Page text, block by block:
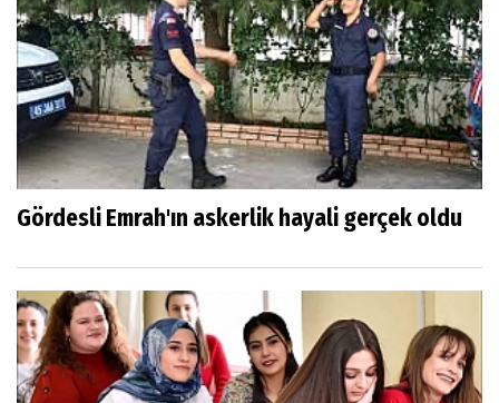
Gördesli Emrah'ın askerlik hayali gerçek oldu